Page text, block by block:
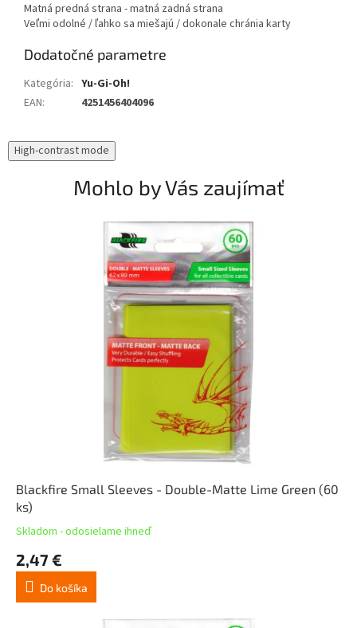
Matná predná strana - matná zadná strana
Veľmi odolné / ľahko sa miešajú / dokonale chránia karty
Dodatočné parametre
Kategória: Yu-Gi-Oh!
EAN: 4251456404096
High-contrast mode
Mohlo by Vás zaujímať
Blackfire Small Sleeves - Double-Matte Lime Green (60
ks)
Skladom - odosielame ihneď
2,47 €
Do košíka